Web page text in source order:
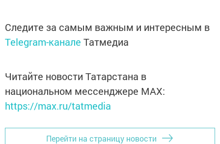
Следите за самым важным и интересным в
Telegram-канале Татмедиа
Читайте новости Татарстана в
национальном мессенджере MАХ:
https://max.ru/tatmedia
Перейти на страницу новости